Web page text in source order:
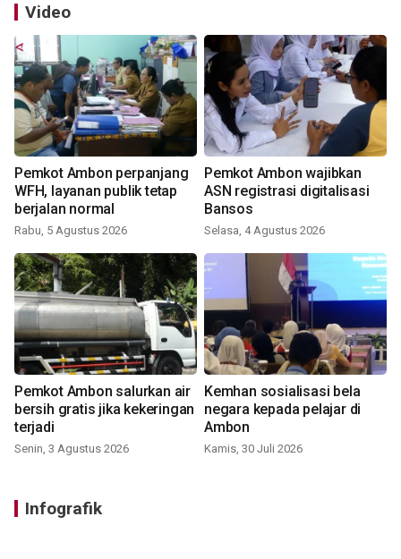
Video
Pemkot Ambon perpanjang
WFH, layanan publik tetap
berjalan normal
Rabu, 5 Agustus 2026
Pemkot Ambon wajibkan
ASN registrasi digitalisasi
Bansos
Selasa, 4 Agustus 2026
Pemkot Ambon salurkan air
bersih gratis jika kekeringan
terjadi
Senin, 3 Agustus 2026
Kemhan sosialisasi bela
negara kepada pelajar di
Ambon
Kamis, 30 Juli 2026
Infografik